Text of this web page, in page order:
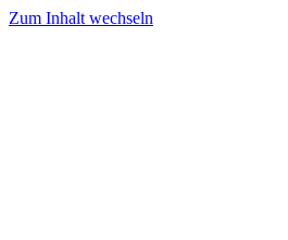
Zum Inhalt wechseln